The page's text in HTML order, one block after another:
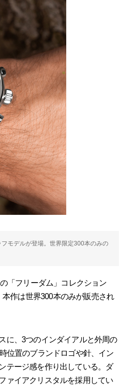
モデルが登場。世界限定300本のみの
「フリーダム」コレクション
作は世界300本のみが販売され
に、3つのインダイアルと外周の
位置のブランドロゴや針、イン
テージ感を作り出している。ダ
ァイアクリスタルを採用してい